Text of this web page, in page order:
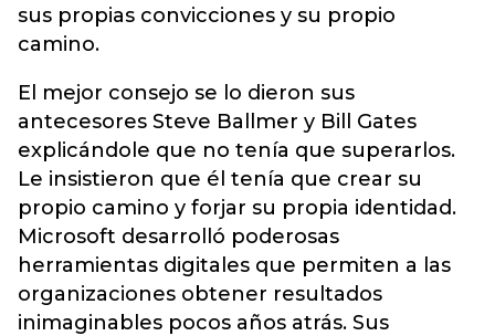
sus propias convicciones y su propio
camino.
El mejor consejo se lo dieron sus
antecesores Steve Ballmer y Bill Gates
explicándole que no tenía que superarlos.
Le insistieron que él tenía que crear su
propio camino y forjar su propia identidad.
Microsoft desarrolló poderosas
herramientas digitales que permiten a las
organizaciones obtener resultados
inimaginables pocos años atrás. Sus